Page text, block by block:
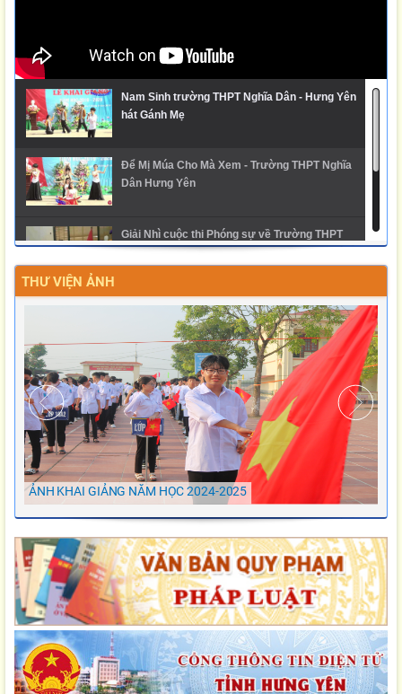
Nam Sinh trường THPT Nghĩa Dân - Hưng Yên
hát Gánh Mẹ
Để Mị Múa Cho Mà Xem - Trường THPT Nghĩa
Dân Hưng Yên
Giải Nhì cuộc thi Phóng sự về Trường THPT
Nghĩa Dân
Ngày hội trải nghiệm STEM 2025 - THPT Nghĩa
THƯ VIỆN ẢNH
ẢNH KHAI GIẢNG NĂM HỌC 2024-2025